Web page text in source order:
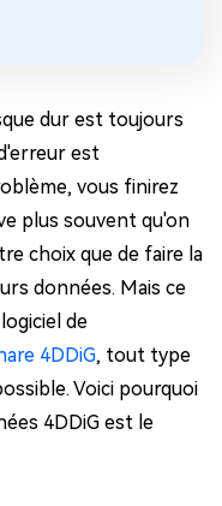
dur est toujours
est
vous finirez
plus souvent qu'on
choix que de faire la
données. Mais ce
de
4DDiG, tout type
Voici pourquoi
4DDiG est le